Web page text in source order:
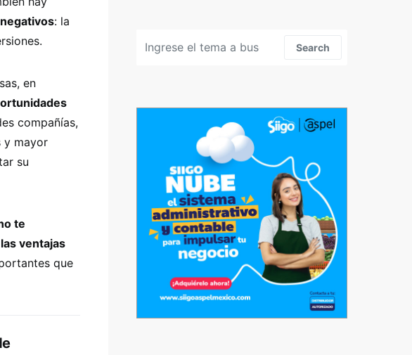
: la
en
compañías,
y mayor
su
te
ventajas
que
Search